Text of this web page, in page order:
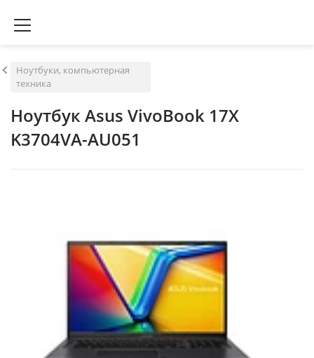
Ноутбуки, компьютерная
техника
Ноутбук Asus VivoBook 17X
K3704VA-AU051